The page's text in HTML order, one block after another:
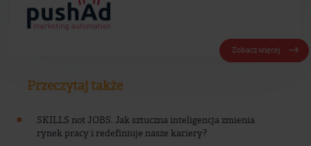
Zobacz więcej
Przeczytaj także
SKILLS not JOBS. Jak sztuczna inteligencja zmienia
rynek pracy i redefiniuje nasze kariery?